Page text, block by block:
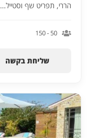
הררי, תפריט שף וסטייל...
50 - 150
שליחת בקשה